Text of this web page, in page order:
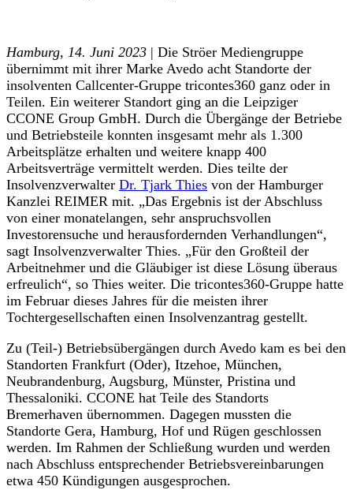
Hamburg, 14. Juni 2023 | Die Ströer Mediengruppe
übernimmt mit ihrer Marke Avedo acht Standorte der
insolventen Callcenter-Gruppe tricontes360 ganz oder in
Teilen. Ein weiterer Standort ging an die Leipziger
CCONE Group GmbH. Durch die Übergänge der Betriebe
und Betriebsteile konnten insgesamt mehr als 1.300
Arbeitsplätze erhalten und weitere knapp 400
Arbeitsverträge vermittelt werden. Dies teilte der
Insolvenzverwalter Dr. Tjark Thies von der Hamburger
Kanzlei REIMER mit. „Das Ergebnis ist der Abschluss
von einer monatelangen, sehr anspruchsvollen
Investorensuche und herausfordernden Verhandlungen“,
sagt Insolvenzverwalter Thies. „Für den Großteil der
Arbeitnehmer und die Gläubiger ist diese Lösung überaus
erfreulich“, so Thies weiter. Die tricontes360-Gruppe hatte
im Februar dieses Jahres für die meisten ihrer
Tochtergesellschaften einen Insolvenzantrag gestellt.
Zu (Teil-) Betriebsübergängen durch Avedo kam es bei den
Standorten Frankfurt (Oder), Itzehoe, München,
Neubrandenburg, Augsburg, Münster, Pristina und
Thessaloniki. CCONE hat Teile des Standorts
Bremerhaven übernommen. Dagegen mussten die
Standorte Gera, Hamburg, Hof und Rügen geschlossen
werden. Im Rahmen der Schließung wurden und werden
nach Abschluss entsprechender Betriebsvereinbarungen
etwa 450 Kündigungen ausgesprochen.